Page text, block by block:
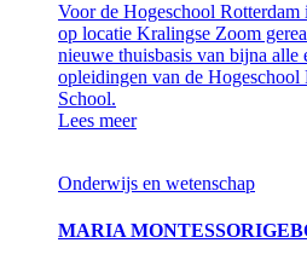
Voor de Hogeschool
op locatie Kralingse Zoom
nieuwe thuisbasis van bijna alle
opleidingen van de Hogeschool
School.
Lees meer
Onderwijs en wetenschap
MARIA